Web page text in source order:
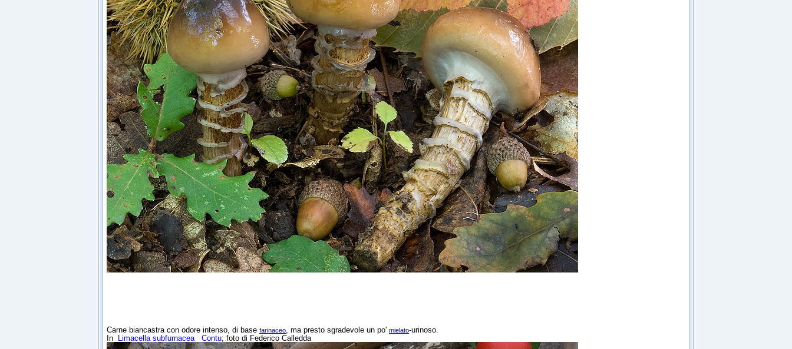
Carne biancastra con odore intenso, di base farinaceo, ma presto sgradevole un po' mielato-urinoso.
In
Limacella subfurnacea Contu; foto di Federico Calledda